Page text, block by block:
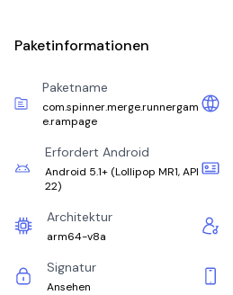
Paketinformationen
Paketname
com.spinner.merge.runnergam
e.rampage
Erfordert Android
Android 5.1+ (Lollipop MR1, API
22)
Architektur
arm64-v8a
Signatur
Ansehen